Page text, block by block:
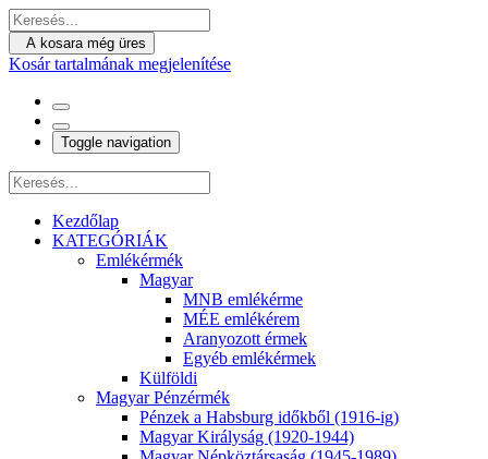
A kosara még üres
Kosár tartalmának megjelenítése
Toggle navigation
Kezdőlap
KATEGÓRIÁK
Emlékérmék
Magyar
MNB emlékérme
MÉE emlékérem
Aranyozott érmek
Egyéb emlékérmek
Külföldi
Magyar Pénzérmék
Pénzek a Habsburg időkből (1916-ig)
Magyar Királyság (1920-1944)